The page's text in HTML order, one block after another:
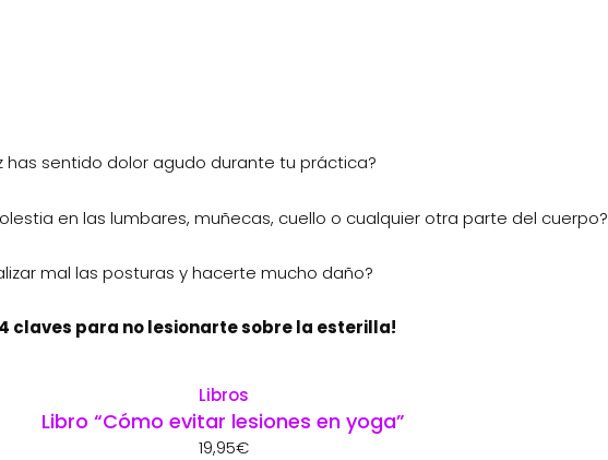
has sentido dolor agudo durante tu práctica?
en las lumbares, muñecas, cuello o cualquier otra parte del cuerpo?
mal las posturas y hacerte mucho daño?
claves para no lesionarte sobre la esterilla!
Libros
Libro “Cómo evitar lesiones en yoga”
19,95€